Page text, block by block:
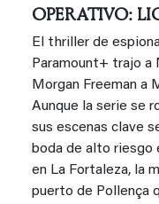
OPERATIVO:
El thriller de
Paramount+ trajo a
Morgan Freeman a
Aunque la serie se
sus escenas clave
boda de alto riesgo
en La Fortaleza, la
puerto de Pollença